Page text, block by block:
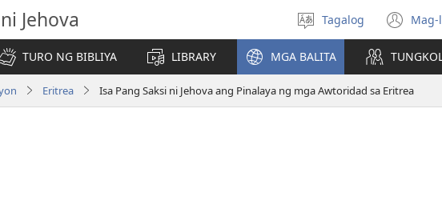
Jehova
Pumili
ng
wika
Tagalog
na
TURO NG BIBLIYA LIBRARY MGA BALITA
Eritrea Isa Pang Saksi ni Jehova ang Pinalaya ng mga Awtoridad sa Eritrea